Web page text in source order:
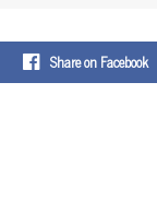
Share on Facebook